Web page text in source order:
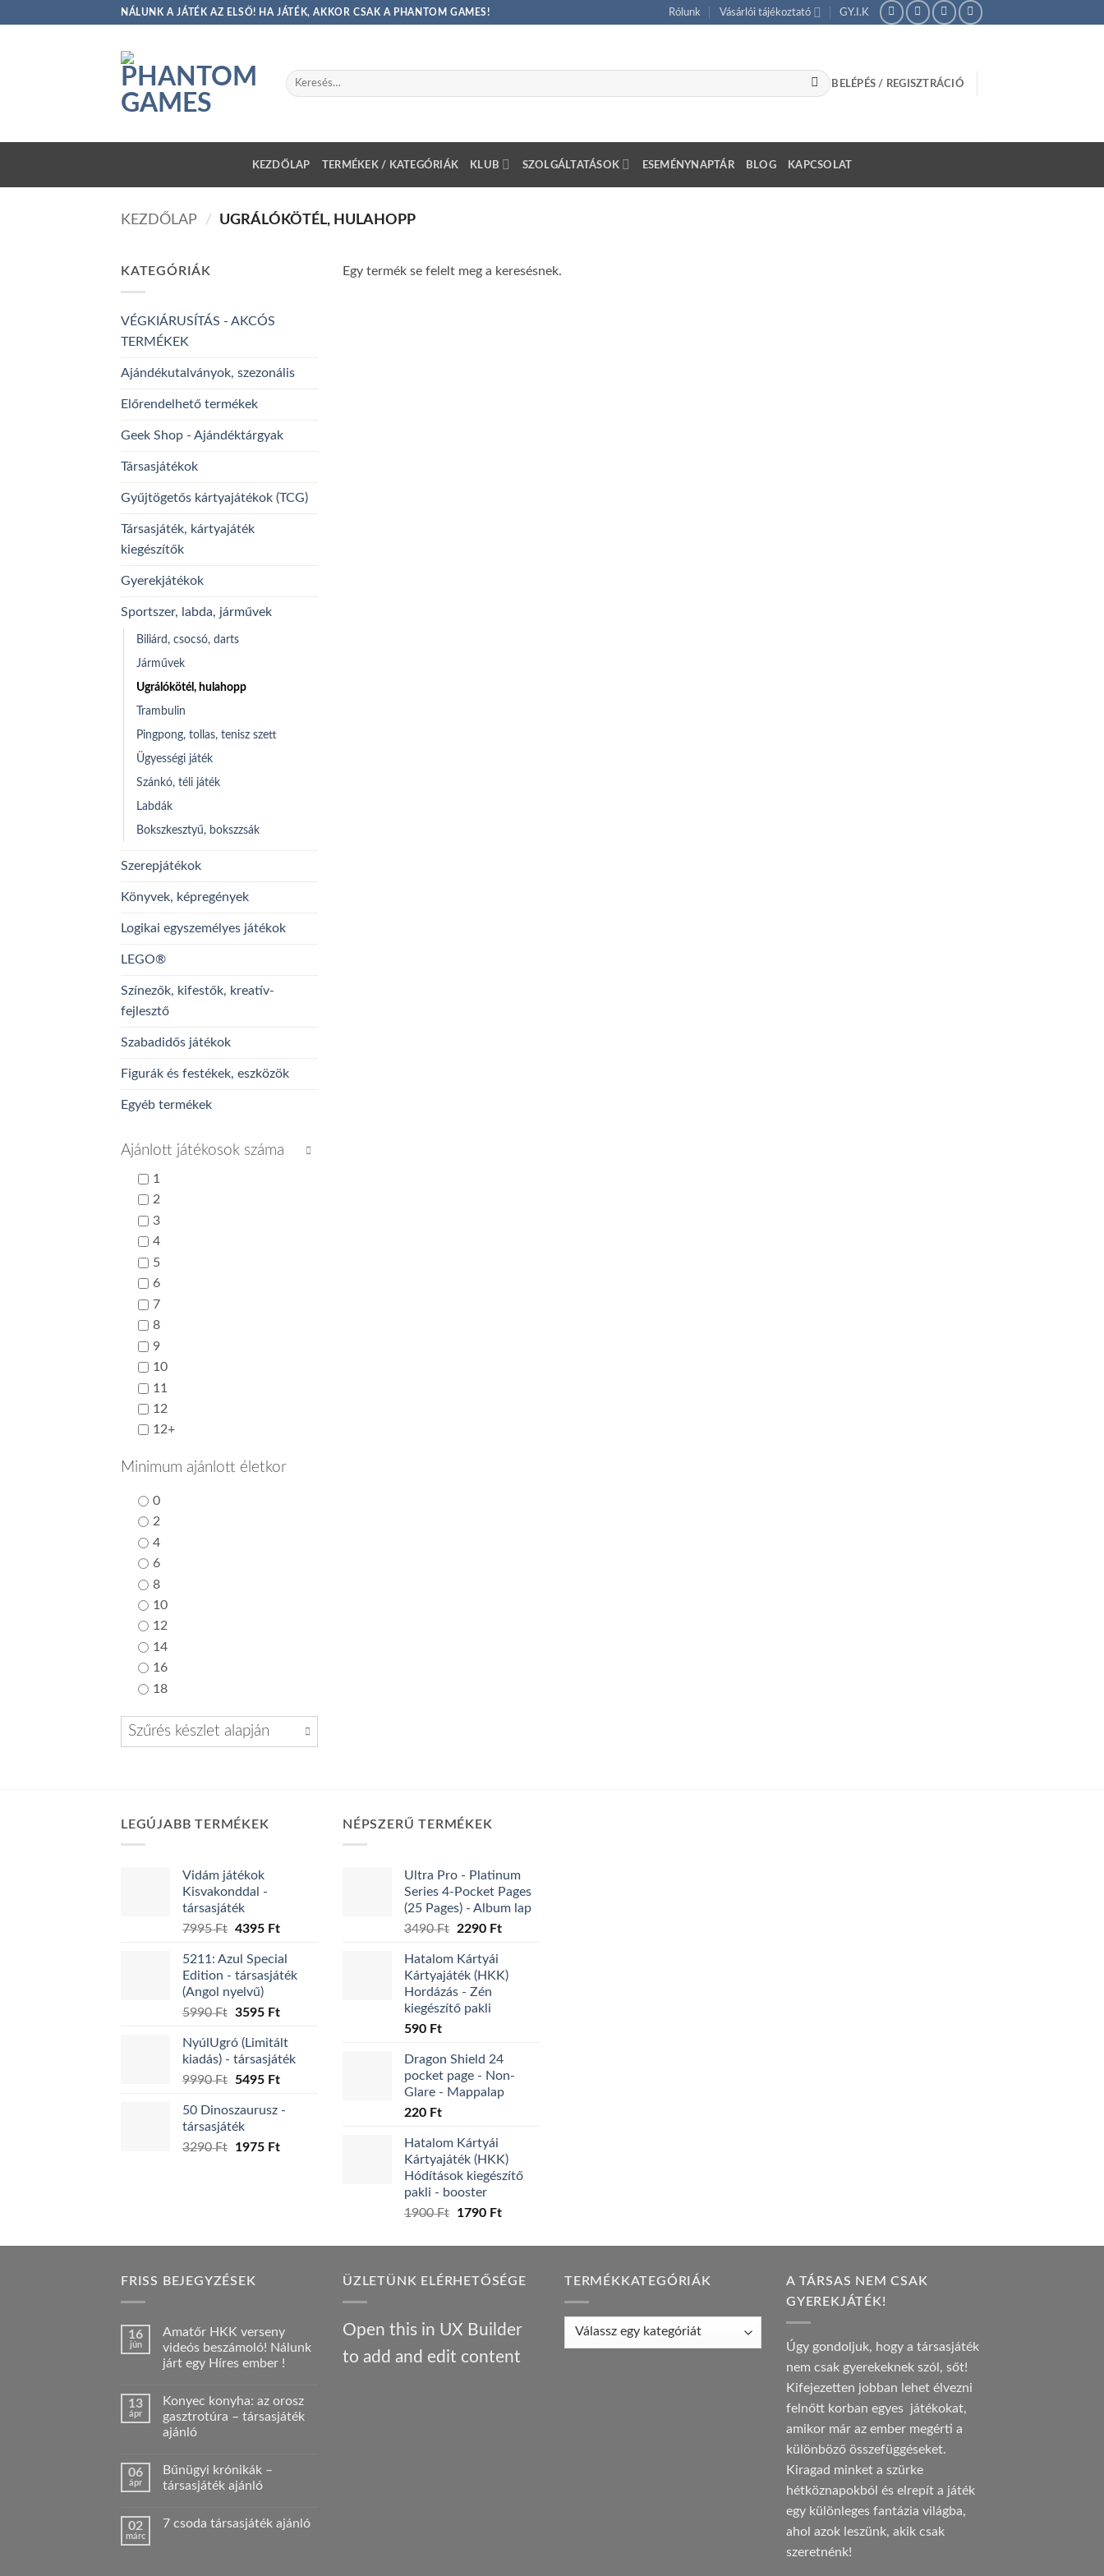
NÁLUNK A JÁTÉK AZ ELSŐ! HA JÁTÉK, AKKOR CSAK A PHANTOM GAMES! Rólunk Vásárlói tájékoztató GY.I.K
Keresés
a
BELÉPÉS / REGISZTRÁCIÓ
KEZDŐLAP TERMÉKEK / KATEGÓRIÁK KLUB SZOLGÁLTATÁSOK ESEMÉNYNAPTÁR BLOG KAPCSOLAT
KEZDŐLAP / UGRÁLÓKÖTÉL, HULAHOPP
KATEGÓRIÁK
VÉGKIÁRUSÍTÁS - AKCÓS
TERMÉKEK
Ajándékutalványok, szezonális
Előrendelhető termékek
Geek Shop - Ajándéktárgyak
Társasjátékok
Gyűjtögetős kártyajátékok (TCG)
Társasjáték, kártyajáték
kiegészítők
Gyerekjátékok
Sportszer, labda, járművek
Biliárd, csocsó, darts
Járművek
Ugrálókötél, hulahopp
Trambulin
Pingpong, tollas, tenisz szett
Ügyességi játék
Szánkó, téli játék
Labdák
Bokszkesztyű, bokszzsák
Szerepjátékok
Könyvek, képregények
Logikai egyszemélyes játékok
LEGO®
Színezők, kifestők, kreatív-
fejlesztő
Szabadidős játékok
Figurák és festékek, eszközök
Egyéb termékek
Ajánlott játékosok száma
1
2
3
4
5
6
7
8
9
10
11
12
12+
Minimum ajánlott életkor
0
2
4
6
8
10
12
14
16
18
Szűrés készlet alapján
Egy termék se felelt meg a keresésnek.
LEGÚJABB TERMÉKEK
Vidám játékok
Kisvakonddal -
társasjáték
7995Ft Original
was:
7995 Ft.
4395 FtCurrent
is:
4395 Ft.
5211: Azul Special
Edition - társasjáték
(Angol nyelvű)
5990Ft Original
was:
5990 Ft.
3595 FtCurrent
is:
3595 Ft.
NyúlUgró (Limitált
kiadás) - társasjáték
9990Ft
Original
was:
9990 Ft.
5495 FtCurrent
is:
50 Dinoszaurusz -
társasjáték
3290Ft
Original
1975 FtCurrent
NÉPSZERŰ TERMÉKEK
Ultra Pro - Platinum
Series 4-Pocket Pages
(25 Pages) - Album lap
3490Ft
Original
was:
3490 Ft.
2290 FtCurrent
2290 Ft.
Hatalom Kártyái
Kártyajáték (HKK)
Hordázás - Zén
kiegészítő pakli
590 Ft
Dragon Shield 24
pocket page - Non-
Glare - Mappalap
220 Ft
Hatalom Kártyái
Kártyajáték (HKK)
Hódítások kiegészítő
pakli - booster
1900Ft
Original
was:
1790 FtCurrent
is:
FRISS BEJEGYZÉSEK
16
jún
Amatőr HKK verseny
videós beszámoló! Nálunk
járt egy Híres ember !
a(z)
Amatőr
HKK
verseny
Nálunk
járt
egy
bejegyzéshez
13
ápr
Konyec konyha: az orosz
gasztrotúra – társasjáték
ajánló
a(z)
Konyec
konyha:
gasztrotúra
06
ápr
Bűnügyi krónikák –
társasjáték ajánló
a(z)
02
márc
7 csoda társasjáték ajánló
ÜZLETÜNK ELÉRHETŐSÉGE
Open this in UX Builder
to add and edit content
TERMÉKKATEGÓRIÁK
A TÁRSAS NEM CSAK
GYEREKJÁTÉK!
Úgy gondoljuk, hogy a társasjáték
nem csak gyerekeknek szól, sőt!
Kifejezetten jobban lehet élvezni
felnőtt korban egyes játékokat,
amikor már az ember megérti a
különböző összefüggéseket.
Kiragad minket a szürke
hétköznapokból és elrepít a játék
egy különleges fantázia világba,
ahol azok leszünk, akik csak
szeretnénk!